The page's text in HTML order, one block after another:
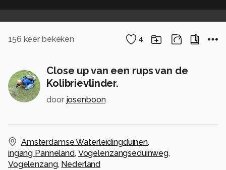
156 keer bekeken 4
Close up van een rups van de
Kolibrievlinder.
door josenboon
Amsterdamse Waterleidingduinen,
ingang Panneland, Vogelenzangseduinweg,
Vogelenzang, Nederland